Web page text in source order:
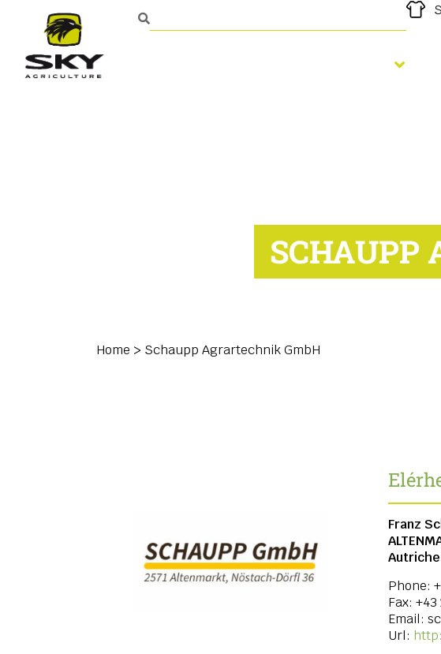
SCHAUPP
Home > Schaupp Agrartechnik GmbH
Franz
Autriche
Phone:
Fax: +43
Email:
Url: